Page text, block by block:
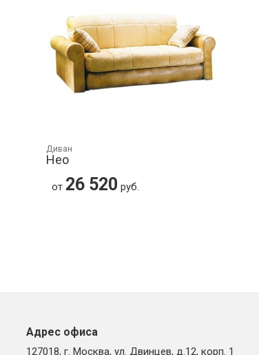
Диван
Нео
от 26 520 руб.
Адрес офиса
127018, г. Москва, ул. Двинцев, д.12, корп. 1